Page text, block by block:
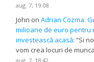
aug. 7, 19:08
John onAdrian Cozma:
milioane de euro pentru
investească acasă: “Si
vom crea locuri de
aug. 7, 18:42